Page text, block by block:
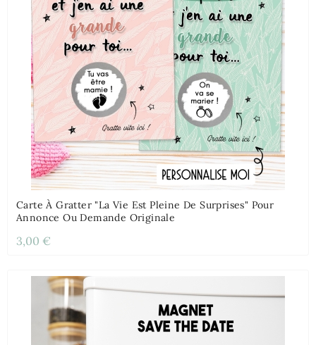
Carte À Gratter "La Vie Est Pleine De Surprises" Pour
Annonce Ou Demande Originale
3,00 €